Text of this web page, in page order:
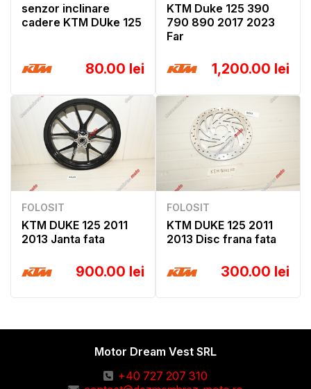
senzor inclinare
cadere KTM DUke 125
80.00 lei
KTM Duke 125 390
790 890 2017 2023
Far
1,200.00 lei
FOLOSIT
KTM DUKE 125 2011
2013 Janta fata
900.00 lei
FOLOSIT
KTM DUKE 125 2011
2013 Disc frana fata
300.00 lei
Motor Dream Vest SRL
+40 727 207 310